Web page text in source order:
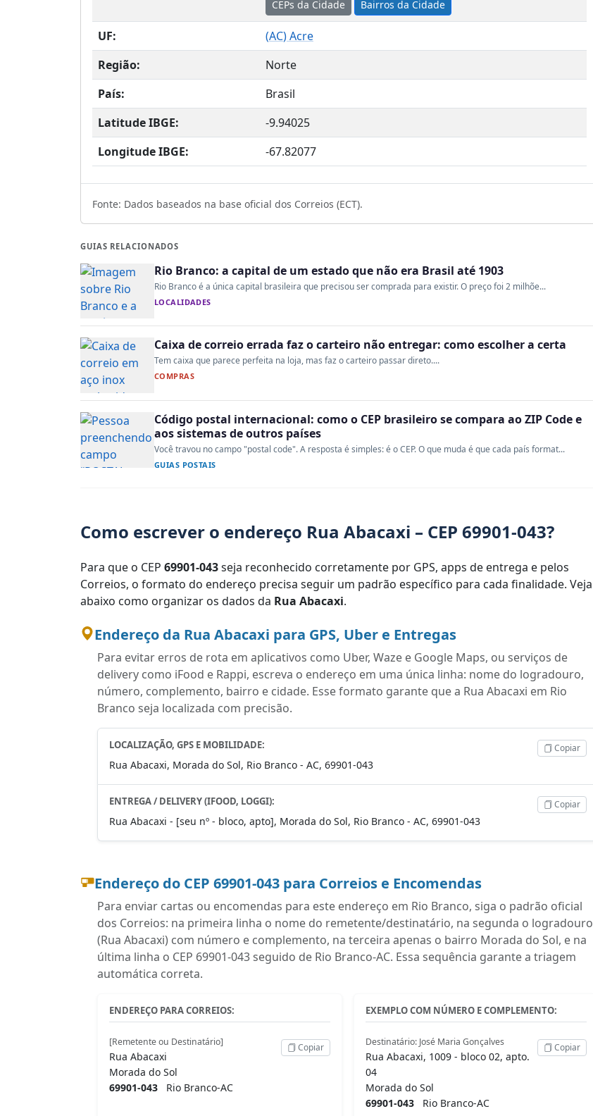
CEPs da Cidade Bairros da Cidade
UF: (AC) Acre
Região:
Norte
País:
Brasil
Latitude IBGE:
-9.94025
Longitude IBGE:
-67.82077
Fonte: Dados baseados na base oficial dos Correios (ECT).
GUIAS RELACIONADOS
Rio Branco: a capital de um estado que não era Brasil até 1903
Rio Branco é a única capital brasileira que precisou ser comprada para existir. O preço foi 2 milhõe...
LOCALIDADES
Caixa de correio errada faz o carteiro não entregar: como escolher a certa
Tem caixa que parece perfeita na loja, mas faz o carteiro passar direto....
COMPRAS
Código postal internacional: como o CEP brasileiro se compara ao ZIP Code e
aos sistemas de outros países
Você travou no campo "postal code". A resposta é simples: é o CEP. O que muda é que cada país format...
GUIAS POSTAIS
Como escrever o endereço Rua Abacaxi – CEP 69901-043?
Para que o CEP 69901-043seja reconhecido corretamente por GPS, apps de entrega e pelos
Correios, o formato do endereço precisa seguir um padrão específico para cada finalidade. Veja
abaixo como organizar os dados da Rua Abacaxi.
Endereço da Rua Abacaxi para GPS, Uber e Entregas
Para evitar erros de rota em aplicativos como Uber, Waze e Google Maps, ou serviços de
delivery como iFood e Rappi, escreva o endereço em uma única linha: nome do logradouro,
número, complemento, bairro e cidade. Esse formato garante que a Rua Abacaxi em Rio
Branco seja localizada com precisão.
LOCALIZAÇÃO, GPS E MOBILIDADE:
Rua Abacaxi, Morada do Sol, Rio Branco - AC, 69901-043
Copiar
ENTREGA / DELIVERY (IFOOD, LOGGI):
Rua Abacaxi - [seu nº - bloco, apto], Morada do Sol, Rio Branco - AC, 69901-043
Copiar
Endereço do CEP 69901-043 para Correios e Encomendas
Para enviar cartas ou encomendas para este endereço em Rio Branco, siga o padrão oficial
dos Correios: na primeira linha o nome do remetente/destinatário, na segunda o logradouro
(Rua Abacaxi) com número e complemento, na terceira apenas o bairro Morada do Sol, e na
última linha o CEP 69901-043 seguido de Rio Branco-AC. Essa sequência garante a triagem
automática correta.
ENDEREÇO PARA CORREIOS:
[Remetente ou Destinatário]
Rua Abacaxi
Morada do Sol
69901-043 Rio Branco-AC
Copiar
EXEMPLO COM NÚMERO E COMPLEMENTO:
Destinatário: José Maria Gonçalves
Rua Abacaxi, 1009 - bloco 02, apto.
04
Morada do Sol
69901-043 Rio Branco-AC
Copiar